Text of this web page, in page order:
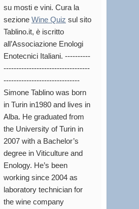
su mosti e vini. Cura la
sezione Wine Quiz sul sito
Tablino.it, è iscritto
all’Associazione Enologi
Enotecnici Italiani. ----------
----------------------------------
------------------------------
Simone Tablino was born
in Turin in1980 and lives in
Alba. He graduated from
the University of Turin in
2007 with a Bachelor’s
degree in Viticulture and
Enology. He’s been
working since 2004 as
laboratory technician for
the wine company